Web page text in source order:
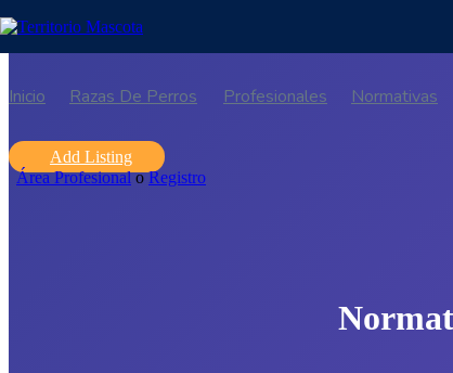
Inicio Razas De Perros Profesionales Normativas
Add Listing
Área Profesional o Registro